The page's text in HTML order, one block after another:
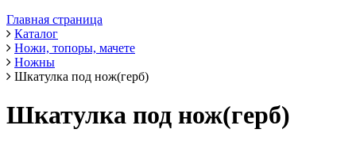
Главная страница
Каталог
Ножи, топоры, мачете
Ножны
Шкатулка под нож(герб)
Шкатулка под нож(герб)